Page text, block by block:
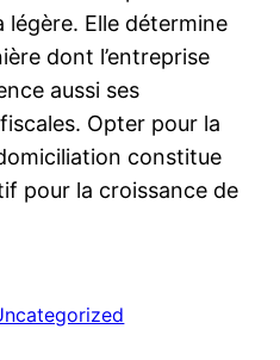
légère. Elle détermine
dont l’entreprise
aussi ses
Opter pour la
constitue
pour la croissance de